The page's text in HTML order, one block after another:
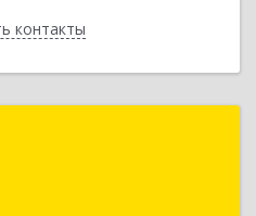
контакты
обл, Ростов-на-Дону г,